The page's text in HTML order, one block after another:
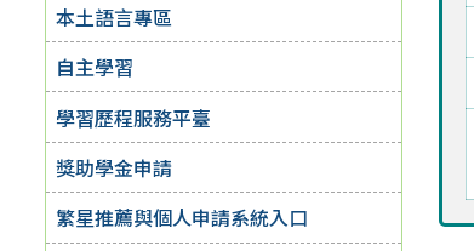
本土語言專區
自主學習
學習歷程服務平臺
獎助學金申請
繁星推薦與個人申請系統入口